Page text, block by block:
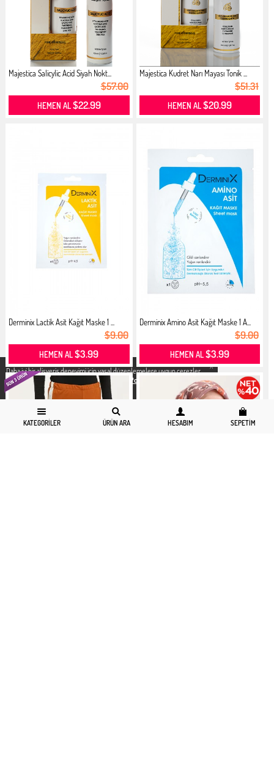
X
Daha iyi bir alisveris deneyimi icin yasal düzenlemelere uygun çerezler
kullanıyoruz. Detaylı bilgiye
Gizlilik ve Çerez Politikası
erişebilirsiniz.
KATEGORILER ÜRÜN ARA HESABIM SEPETIM
Majestica Salicylic Acid Siyah Nokt...
$57.00
HEMEN AL$22.99
Majestica Kudret Narı Mayası Tonik ...
$51.31
HEMEN AL$20.99
Derminix Lactik Asit Kağıt Maske 1 ...
$9.00
HEMEN AL$3.99
Derminix Amino Asit Kağıt Maske 1 A...
$9.00
HEMEN AL$3.99